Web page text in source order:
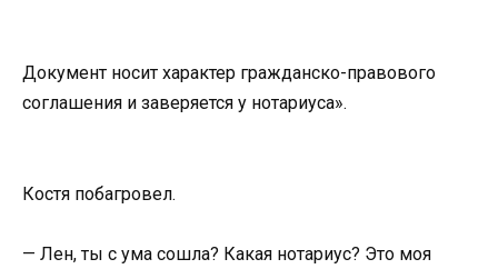
Документ носит характер гражданско-правового
соглашения и заверяется у нотариуса».
Костя побагровел.
— Лен, ты с ума сошла? Какая нотариус? Это моя